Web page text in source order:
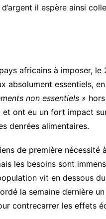
il espère ainsi
africains à imposer,
absolument essentiels,
non essentiels »
et ont eu un fort impact
denrées alimentaires.
de première nécessité
les besoins sont
vit en dessous
la semaine dernière
contrecarrer les effets